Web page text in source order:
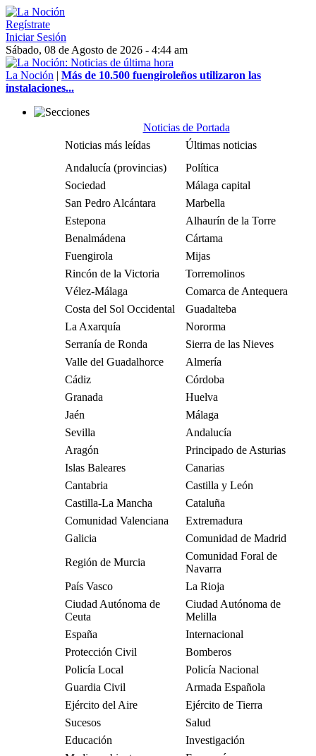
Regístrate
Iniciar Sesión
Sábado, 08 de Agosto de 2026 - 4:44 am
La Noción | Más de 10.500 fuengiroleños utilizaron las
instalaciones...
Noticias de Portada
Noticias más leídas
Últimas noticias
Andalucía (provincias)
Política
Sociedad
Málaga capital
San Pedro Alcántara
Marbella
Estepona
Alhaurín de la Torre
Benalmádena
Cártama
Fuengirola
Mijas
Rincón de la Victoria
Torremolinos
Vélez-Málaga
Comarca de Antequera
Costa del Sol Occidental
Guadalteba
La Axarquía
Nororma
Serranía de Ronda
Sierra de las Nieves
Valle del Guadalhorce
Almería
Cádiz
Córdoba
Granada
Huelva
Jaén
Málaga
Sevilla
Andalucía
Aragón
Principado de Asturias
Islas Baleares
Canarias
Cantabria
Castilla y León
Castilla-La Mancha
Cataluña
Comunidad Valenciana
Extremadura
Galicia
Comunidad de Madrid
Región de Murcia
Comunidad Foral de
Navarra
País Vasco
La Rioja
Ciudad Autónoma de
Ceuta
Ciudad Autónoma de
Melilla
España
Internacional
Protección Civil
Bomberos
Policía Local
Policía Nacional
Guardia Civil
Armada Española
Ejército del Aire
Ejército de Tierra
Sucesos
Salud
Educación
Investigación